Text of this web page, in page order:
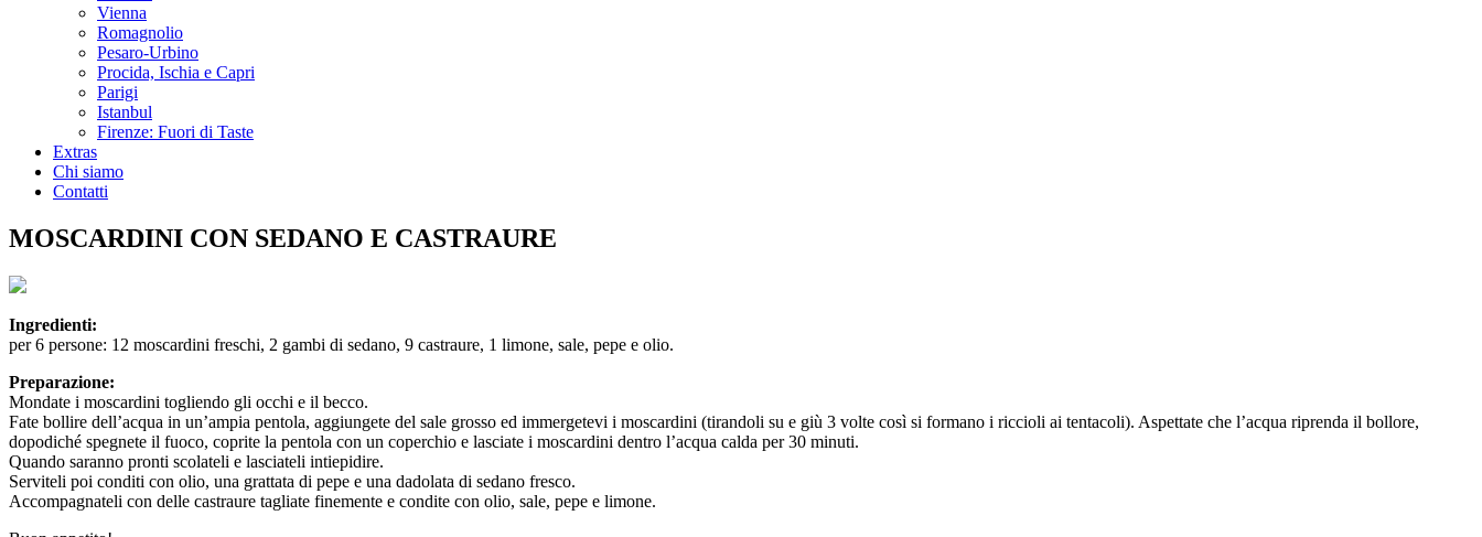
Vienna
Romagnolio
Pesaro-Urbino
Procida, Ischia e Capri
Parigi
Istanbul
Firenze: Fuori di Taste
Extras
Chi siamo
Contatti
MOSCARDINI CON SEDANO E CASTRAURE
Ingredienti:
per 6 persone: 12 moscardini freschi, 2 gambi di sedano, 9 castraure, 1 limone, sale, pepe e olio.
Preparazione:
Mondate i moscardini togliendo gli occhi e il becco.
Fate bollire dell’acqua in un’ampia pentola, aggiungete del sale grosso ed immergetevi i moscardini (tirandoli su e giù 3 volte così si formano i riccioli ai tentacoli). Aspettate che l’acqua riprenda il bollore,
dopodiché spegnete il fuoco, coprite la pentola con un coperchio e lasciate i moscardini dentro l’acqua calda per 30 minuti.
Quando saranno pronti scolateli e lasciateli intiepidire.
Serviteli poi conditi con olio, una grattata di pepe e una dadolata di sedano fresco.
Accompagnateli con delle castraure tagliate finemente e condite con olio, sale, pepe e limone.